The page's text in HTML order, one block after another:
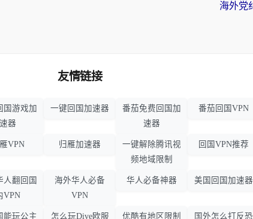
友情链接
国游戏加
速器
一键回国加速器
番茄免费回国加
速器
番茄回国VPN
VPN 归雁加速器
一键解除腾讯视
频地域限制
回国VPN推荐
人翻回国
VPN
海外华人必备
VPN
华人必备神器 美国回国加速器
能玩公主 怎么玩Dive欧服 优酷有地区限制 国外怎么打反恐